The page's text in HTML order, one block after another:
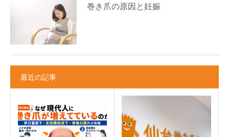
巻き爪の原因と妊娠
最近の記事